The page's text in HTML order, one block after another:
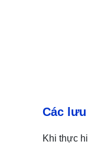
Các
Khi thực